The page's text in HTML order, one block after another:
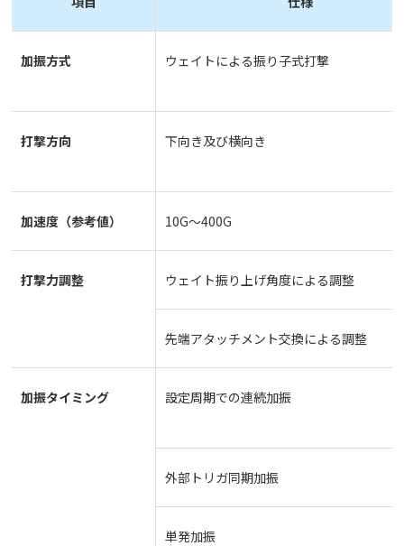
JP
加振方式 ウェイトによる振り子式打撃
打撃方向 下向き及び横向き
加速度（参考値） 10G～400G
打撃力調整 ウェイト振り上げ角度による調整
先端アタッチメント交換による調整
加振タイミング 設定周期での連続加振
外部トリガ同期加振
単発加振